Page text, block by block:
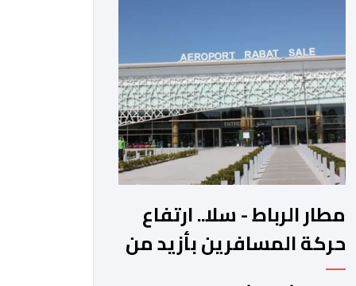
الماضي، فيما ارتفعت العقود الأمريكية
الآجلة […]
مطار الرباط - سلا.. ارتفاع
حركة المسافرين بأزيد من